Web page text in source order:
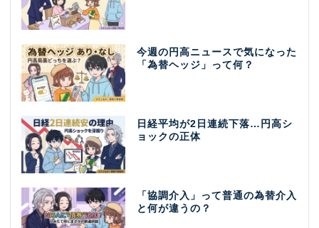
今週の円高ニュースで気になった
「為替ヘッジ」って何？
日経平均が2日連続下落…円高シ
ョックの正体
「協調介入」って普通の為替介入
と何が違うの？